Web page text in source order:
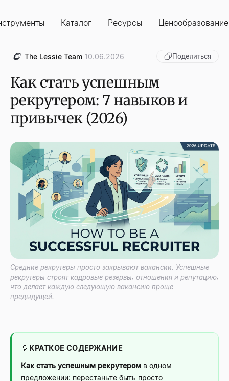
Каталог Ресурсы Ценообразование
The Lessie Team 10.06.2026 Поделиться
Как стать успешным
рекрутером: 7 навыков и
привычек (2026)
Средние рекрутеры просто закрывают вакансии. Успешные
рекрутеры строят кадровые резервы, отношения и репутацию,
что делает каждую следующую вакансию проще
предыдущей.
💡КРАТКОЕ СОДЕРЖАНИЕ
Как стать успешным рекрутером в одном
предложении: перестаньте быть просто